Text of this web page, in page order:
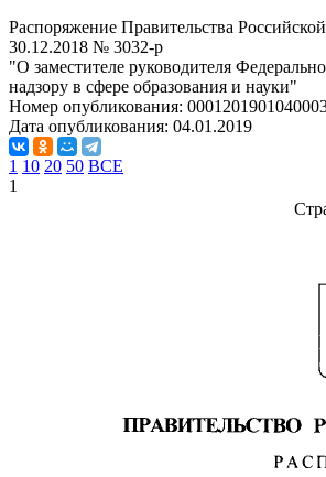
Распоряжение Правительства
30.12.2018 № 3032-р
"О заместителе руководителя
надзору в сфере образования и науки"
Номер опубликования:
Дата опубликования: 04.01.2019
1 10 20 50 ВСЕ
1